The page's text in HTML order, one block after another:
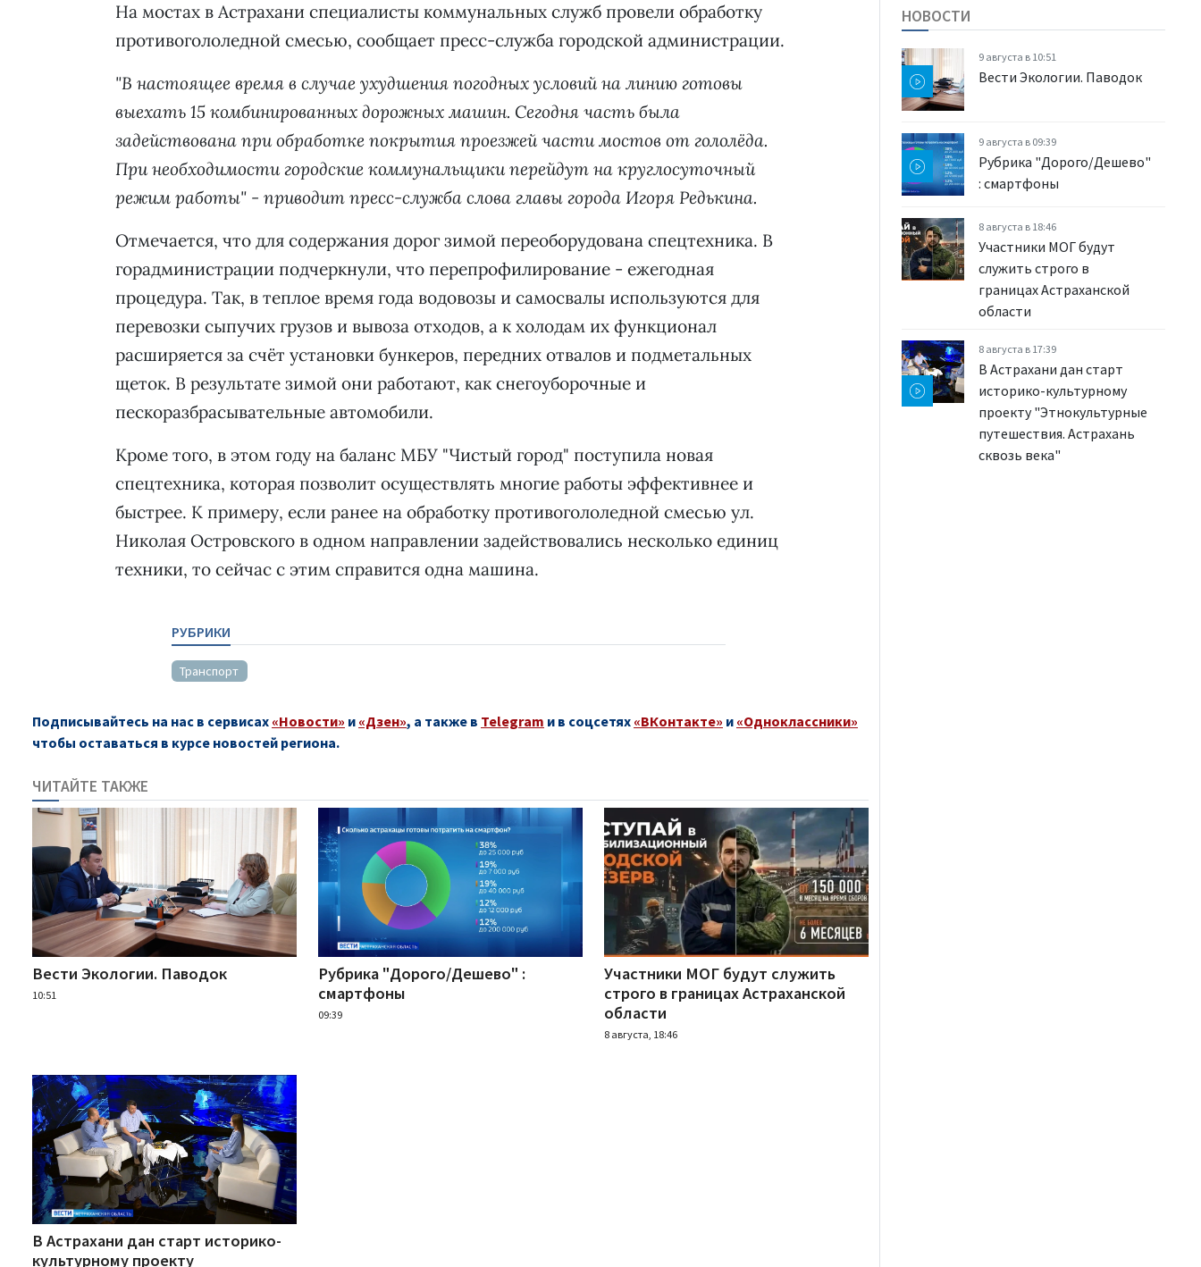
На мостах в Астрахани специалисты коммунальных служб провели обработку
противогололедной смесью, сообщает пресс-служба городской администрации.
"В настоящее время в случае ухудшения погодных условий на линию готовы
выехать 15 комбинированных дорожных машин. Сегодня часть была
задействована при обработке покрытия проезжей части мостов от гололёда.
При необходимости городские коммунальщики перейдут на круглосуточный
режим работы" - приводит пресс-служба слова главы города Игоря Редькина.
Отмечается, что для содержания дорог зимой переоборудована спецтехника. В
горадминистрации подчеркнули, что перепрофилирование - ежегодная
процедура. Так, в теплое время года водовозы и самосвалы используются для
перевозки сыпучих грузов и вывоза отходов, а к холодам их функционал
расширяется за счёт установки бункеров, передних отвалов и подметальных
щеток. В результате зимой они работают, как снегоуборочные и
пескоразбрасывательные автомобили.
Кроме того, в этом году на баланс МБУ "Чистый город" поступила новая
спецтехника, которая позволит осуществлять многие работы эффективнее и
быстрее. К примеру, если ранее на обработку противогололедной смесью ул.
Николая Островского в одном направлении задействовались несколько единиц
техники, то сейчас с этим справится одна машина.
РУБРИКИ
Транспорт
Подписывайтесь на нас в сервисах «Новости» и «Дзен», а также в Telegram и в соцсетях «ВКонтакте» и «Одноклассники»
чтобы оставаться в курсе новостей региона.
ЧИТАЙТЕ ТАКЖЕ
Вести Экологии. Паводок
10:51
Рубрика "Дорого/Дешево" :
смартфоны
09:39
Участники МОГ будут служить
строго в границах Астраханской
области
8 августа, 18:46
В Астрахани дан старт историко-
культурному проекту
НОВОСТИ
9 августа в 10:51
Вести Экологии. Паводок
9 августа в 09:39
Рубрика "Дорого/Дешево"
: смартфоны
8 августа в 18:46
Участники МОГ будут
служить строго в
границах Астраханской
области
8 августа в 17:39
В Астрахани дан старт
историко-культурному
проекту "Этнокультурные
путешествия. Астрахань
сквозь века"